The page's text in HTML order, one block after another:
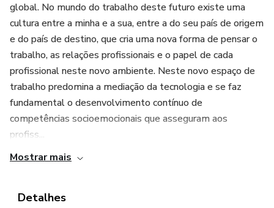
global. No mundo do trabalho deste futuro existe uma
cultura entre a minha e a sua, entre a do seu país de origem
e do país de destino, que cria uma nova forma de pensar o
trabalho, as relações profissionais e o papel de cada
profissional neste novo ambiente. Neste novo espaço de
trabalho predomina a mediação da tecnologia e se faz
fundamental o desenvolvimento contínuo de
competências socioemocionais que asseguram aos
profiss...
Mostrar mais
Detalhes